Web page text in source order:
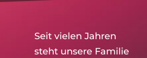
Seit vielen Jahren
steht unsere Familie